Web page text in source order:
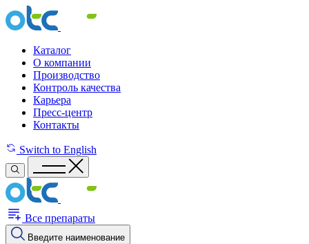
Каталог
О компании
Производство
Контроль качества
Карьера
Пресс-центр
Контакты
Switch to English
Все препараты
Введите наименование